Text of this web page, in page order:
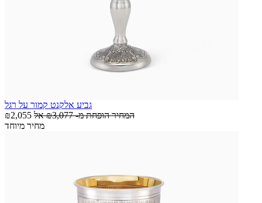
גביע אלקנט קמור על רגל
₪2,055
המחיר הופחת מ-₪3,077 אל
מחיר מיוחד